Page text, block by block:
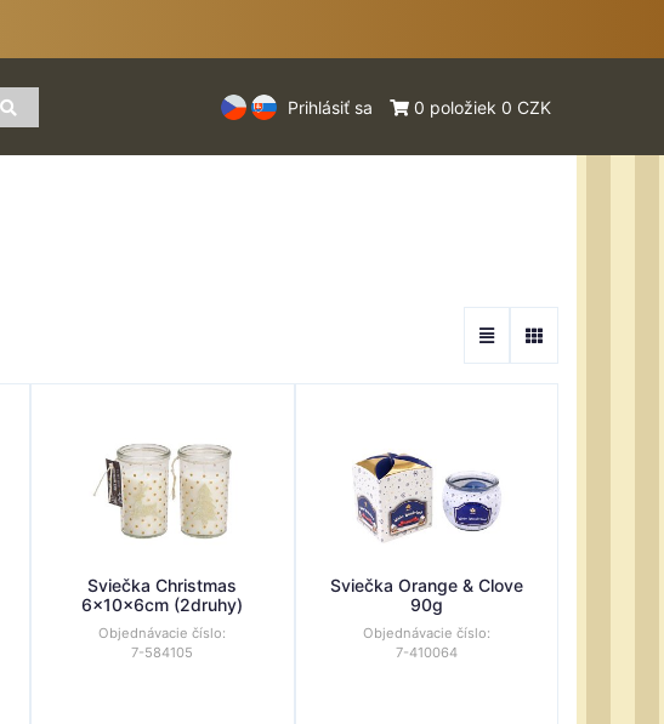
Prihlásiť sa 0 položiek 0 CZK
Sviečka Christmas
6x10x6cm (2druhy)
Objednávacie číslo:
7-584105
Sviečka Orange & Clove
90g
Objednávacie číslo:
7-410064